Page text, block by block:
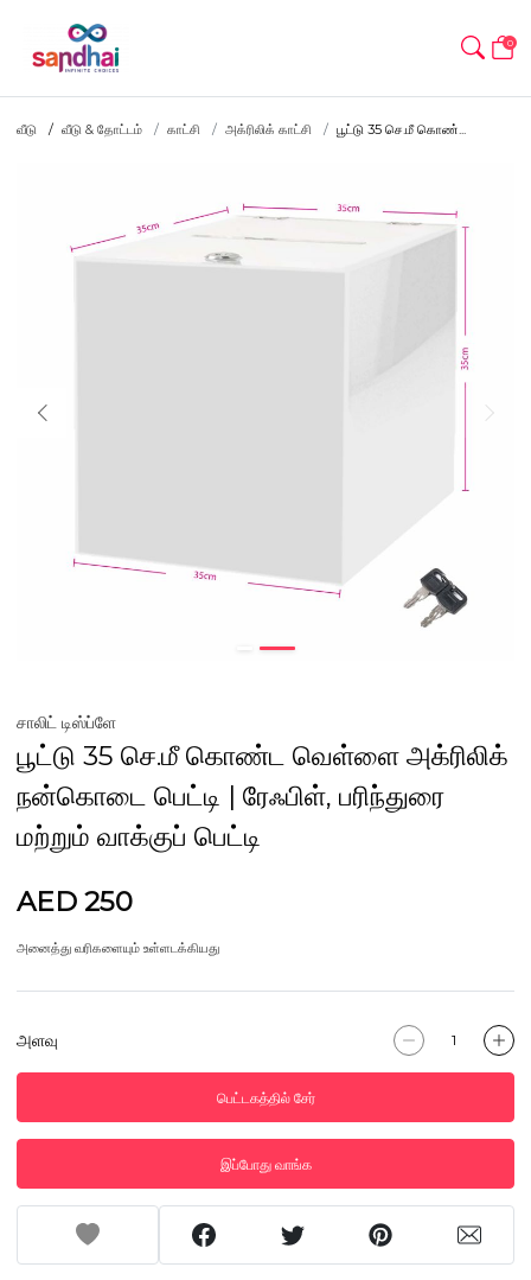
0
வீடு வீடு & தோட்டம் காட்சி அக்ரிலிக் காட்சி பூட்டு 35 செ.மீ கொண்...
சாலிட் டிஸ்ப்ளே
பூட்டு 35 செ.மீ கொண்ட வெள்ளை அக்ரிலிக்
நன்கொடை பெட்டி | ரேஃபிள், பரிந்துரை
மற்றும் வாக்குப் பெட்டி
AED 250
அனைத்து வரிகளையும் உள்ளடக்கியது
அளவு
பெட்டகத்தில் சேர்
இப்போது வாங்க